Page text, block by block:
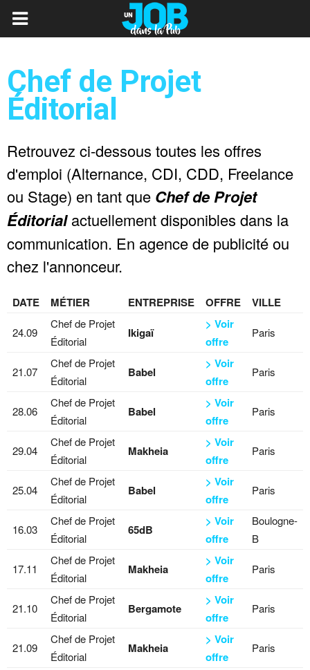
Chef de Projet
Éditorial
Retrouvez ci-dessous toutes les offres
d'emploi (Alternance, CDI, CDD, Freelance
ou Stage) en tant que Chef de Projet
Éditorialactuellement disponibles dans la
communication. En agence de publicité ou
chez l'annonceur.
DATE MÉTIER ENTREPRISE OFFRE VILLE
24.09
Chef de Projet
Éditorial
Ikigaï
> Voir
offre
Paris
21.07
Chef de Projet
Éditorial
Babel
> Voir
offre
Paris
28.06
Chef de Projet
Éditorial
Babel
> Voir
offre
Paris
29.04
Chef de Projet
Éditorial
Makheia
> Voir
offre
Paris
25.04
Chef de Projet
Éditorial
Babel
> Voir
offre
Paris
16.03
Chef de Projet
Éditorial
65dB
> Voir
offre
Boulogne-
B
17.11
Chef de Projet
Éditorial
Makheia
> Voir
offre
Paris
21.10
Chef de Projet
Éditorial
Bergamote
> Voir
offre
Paris
21.09
Chef de Projet
Éditorial
Makheia
> Voir
offre
Paris